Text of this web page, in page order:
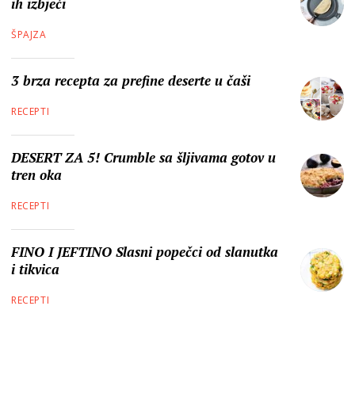
ŠPAJZA
3 brza recepta za prefine deserte u čaši
RECEPTI
DESERT ZA 5! Crumble sa šljivama gotov u
tren oka
RECEPTI
FINO I JEFTINO Slasni popečci od slanutka
i tikvica
RECEPTI